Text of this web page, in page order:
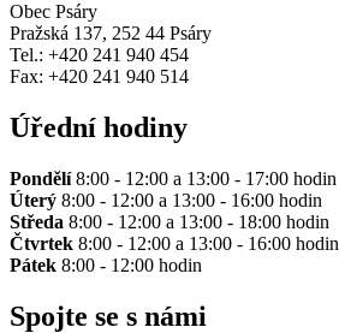
Obec Psáry
Pražská 137, 252 44 Psáry
Tel.: +420 241 940 454
Fax: +420 241 940 514
Úřední hodiny
Pondělí8:00 - 12:00 a 13:00 - 17:00 hodin
Úterý 8:00 - 12:00 a 13:00 - 16:00 hodin
Středa 8:00 - 12:00 a 13:00 - 18:00 hodin
Čtvrtek 8:00 - 12:00 a 13:00 - 16:00 hodin
Pátek 8:00 - 12:00 hodin
Spojte se s námi